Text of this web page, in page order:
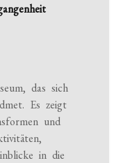
das sich
Es zeigt
und
in die